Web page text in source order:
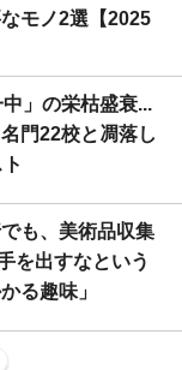
モノ2選【2025
」の栄枯盛衰...
門22校と凋落し
も、美術品収集
を出すなという
る趣味」